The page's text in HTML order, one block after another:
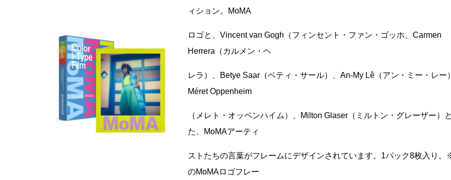
ィション。MoMA
ロゴと、Vincent van Gogh（フィンセント・ファン・ゴッホ、Carmen
Herrera（カルメン・ヘ
レラ）、Betye Saar（ベティ・サール）、An-My Lê（アン・ミー・レー
Méret Oppenheim
（メレト・オッペンハイム）、Milton Glaser（ミルトン・グレーザー）
た、MoMAアーティ
ストたちの言葉がフレームにデザインされています。1パック8枚入り
のMoMAロゴフレー